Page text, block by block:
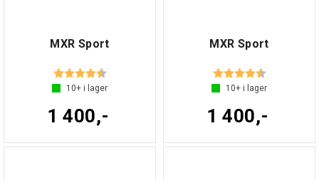
MXR Sport
Betyg: 4.2 utav 5 stjärnor
10+ i lager
1 400,-
MXR Sport
Betyg: 4.2 utav 5
10+ i lager
1 400,-